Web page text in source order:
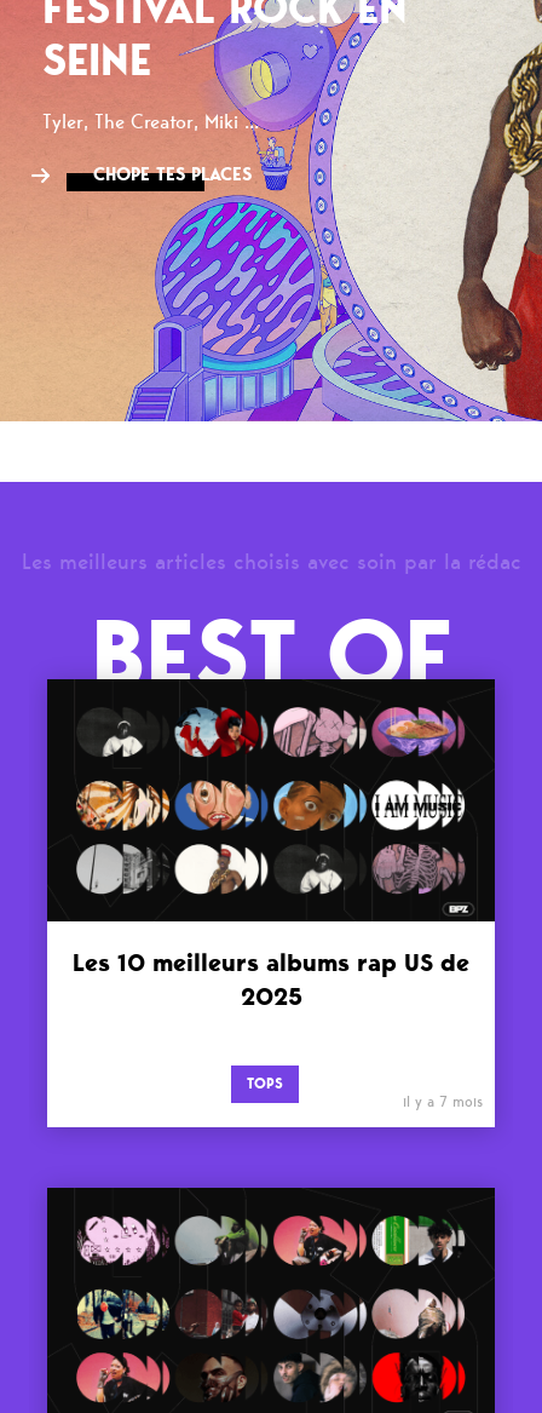
SEINE
Tyler, The Creator, Miki ...
CHOPE TES PLACES
Les meilleurs articles choisis avec soin par la rédac
BEST OF
Les 10 meilleurs albums rap US de
2025
TOPS
il y a 7 mois